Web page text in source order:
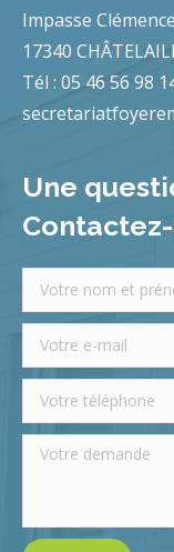
Impasse
17340
Tél : 05 46 56 98
Une